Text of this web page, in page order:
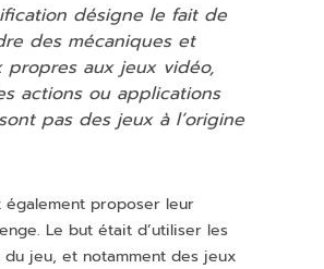
désigne le fait de
des mécaniques et
propres aux jeux vidéo,
actions ou applications
pas des jeux à l’origine
également proposer leur
Le but était d’utiliser les
du jeu, et notamment des jeux